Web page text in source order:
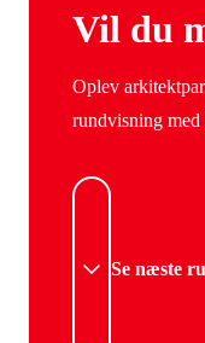
Vil du
Oplev
rundvisning
Se næste